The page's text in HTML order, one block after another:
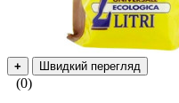
+ Швидкий перегляд
(0)